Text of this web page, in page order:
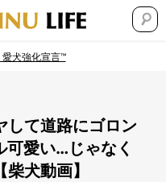
犬強化宣言™
して道路にゴロン
愛い…じゃなく
犬動画】